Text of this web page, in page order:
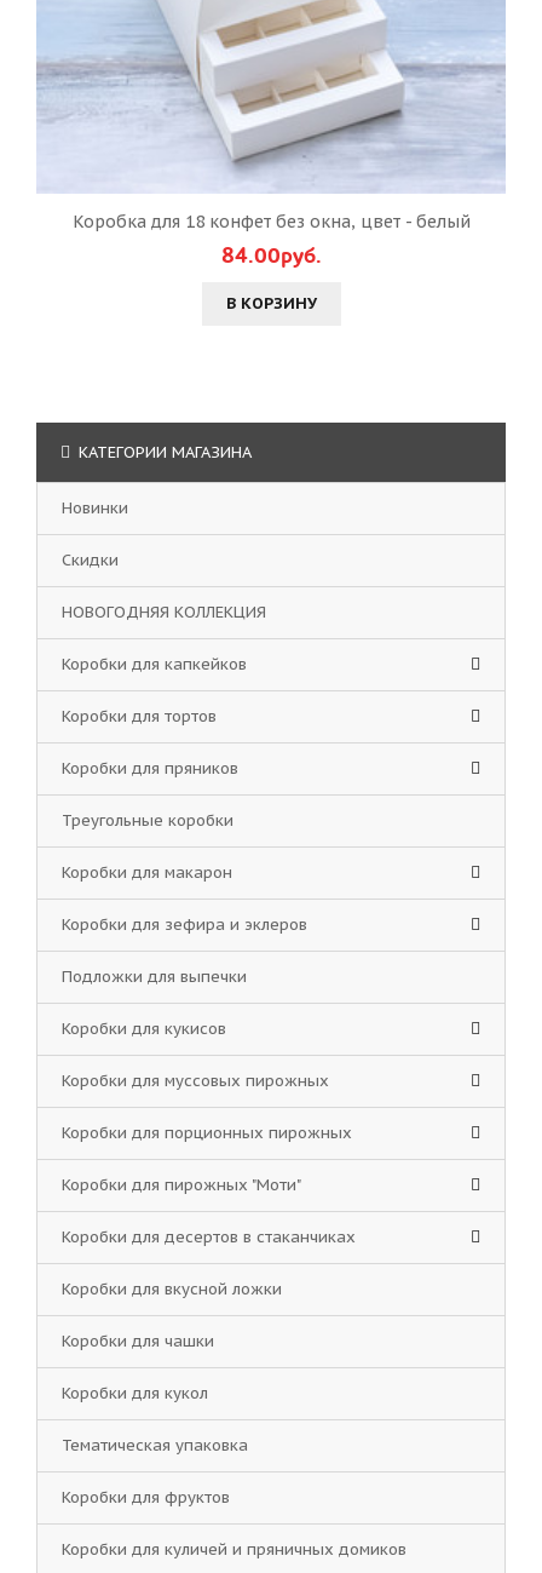
Коробка для 18 конфет без окна, цвет - белый
84.00руб.
В КОРЗИНУ
КАТЕГОРИИ МАГАЗИНА
Новинки
Скидки
НОВОГОДНЯЯ КОЛЛЕКЦИЯ
Коробки для капкейков
Коробки для тортов
Коробки для пряников
Треугольные коробки
Коробки для макарон
Коробки для зефира и эклеров
Подложки для выпечки
Коробки для кукисов
Коробки для муссовых пирожных
Коробки для порционных пирожных
Коробки для пирожных "Моти"
Коробки для десертов в стаканчиках
Коробки для вкусной ложки
Коробки для чашки
Коробки для кукол
Тематическая упаковка
Коробки для фруктов
Коробки для куличей и пряничных домиков